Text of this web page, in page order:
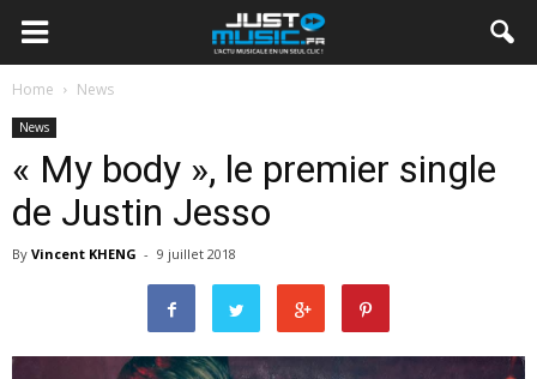
Home News
News
« My body », le premier single
de Justin Jesso
By Vincent KHENG - 9 juillet 2018